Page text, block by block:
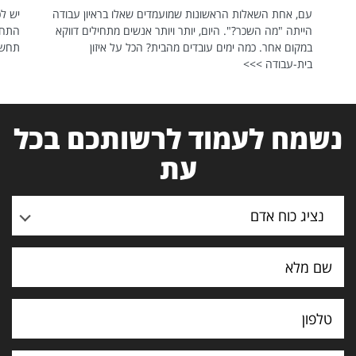
עם, אחת השאלות הראשונות שמועמדים שאלו בראיון עבודה
הייתה "מה השכר?". היום, יותר ויותר אנשים מתחילים דווקא
במקום אחר. כמה ימים עובדים מהבית? הכל על איזון
בית-עבודה >>>
יש
נשמח לעמוד לרשותכם בכל
עת
נציג כוח אדם